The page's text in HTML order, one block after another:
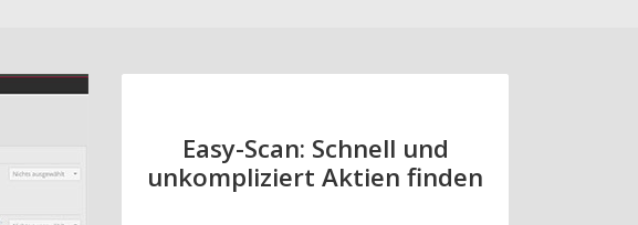
Easy-Scan: Schnell und
unkompliziert Aktien finden